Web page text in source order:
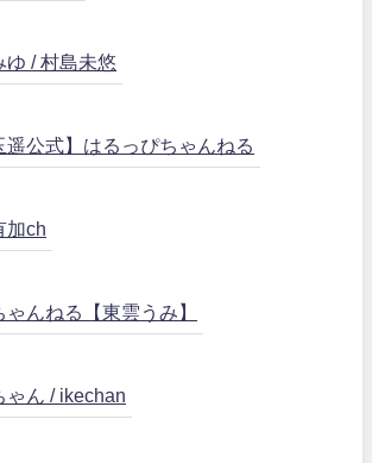
ゆ / 村島未悠
遥公式】はるっぴちゃんねる
加ch
ゃんねる【東雲うみ】
ゃん / ikechan